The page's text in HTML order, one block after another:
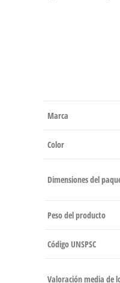
Marca
Color
Dimensiones del
Peso del producto
Código UNSPSC
Valoración media de